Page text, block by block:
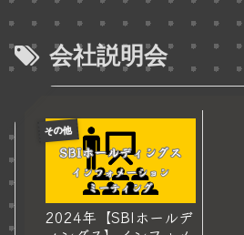
会社説明会
その他
2024年【SBIホールデ